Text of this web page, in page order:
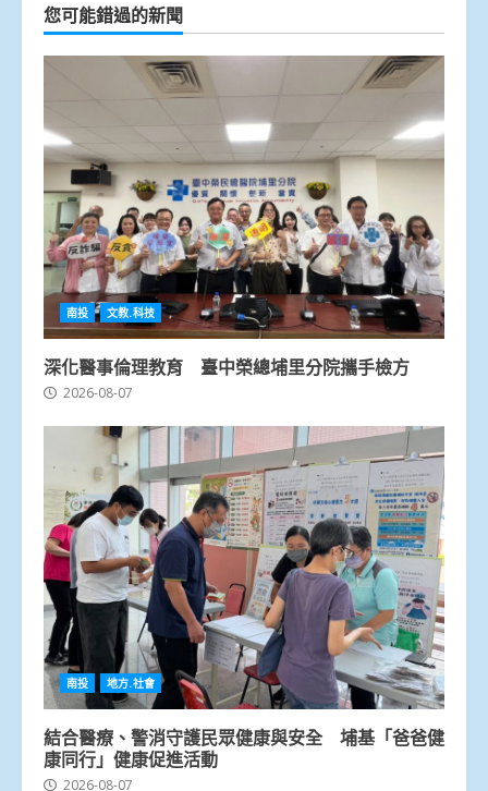
您可能錯過的新聞
南投 文教.科技
深化醫事倫理教育 臺中榮總埔里分院攜手檢方
2026-08-07
南投 地方.社會
結合醫療、警消守護民眾健康與安全 埔基「爸爸健
康同行」健康促進活動
2026-08-07